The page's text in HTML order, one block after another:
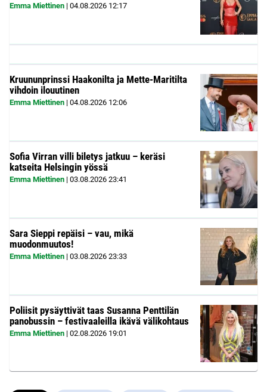
Emma Miettinen | 04.08.2026 12:17
Kruununprinssi Haakonilta ja Mette-Maritilta
vihdoin ilouutinen
Emma Miettinen | 04.08.2026 12:06
Sofia Virran villi biletys jatkuu – keräsi
katseita Helsingin yössä
Emma Miettinen | 03.08.2026 23:41
Sara Sieppi repäisi – vau, mikä
muodonmuutos!
Emma Miettinen | 03.08.2026 23:33
Poliisit pysäyttivät taas Susanna Penttilän
panobussin – festivaaleilla ikävä välikohtaus
Emma Miettinen | 02.08.2026 19:01